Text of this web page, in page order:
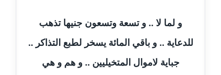
عاملة
مدونة اسماعيل محسن
عاملة
و لما لا .. و تسعة وتسعون جنيها تذهب
للدعاية .. و باقي المائة يسخر لطبع التذاكر ..
جباية لاموال المتخيليين .. و هم و هي